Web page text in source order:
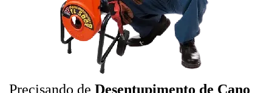
Precisando de Desentupimento de Cano